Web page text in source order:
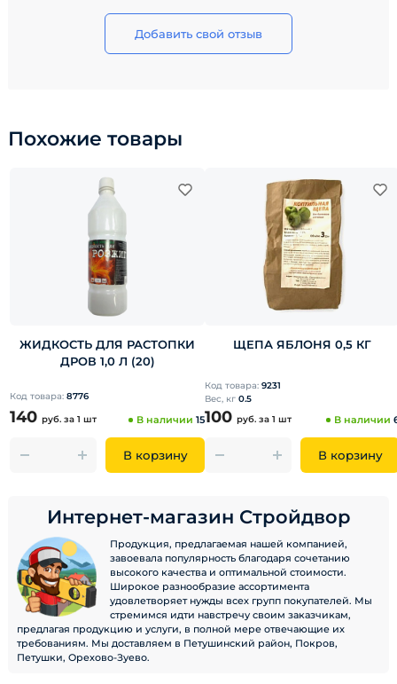
Добавить свой отзыв
Похожие товары
ЖИДКОСТЬ ДЛЯ РАСТОПКИ
ДРОВ 1,0 Л (20)
Код товара: 8776
140 руб. за 1 шт В наличии 15
В корзину
ЩЕПА ЯБЛОНЯ 0,5 КГ
Код товара: 9231
Вес, кг 0.5
100 руб. за 1 шт В наличии
В корзину
Интернет-магазин Стройдвор
Продукция, предлагаемая нашей компанией,
завоевала популярность благодаря сочетанию
высокого качества и оптимальной стоимости.
Широкое разнообразие ассортимента
удовлетворяет нужды всех групп покупателей. Мы
стремимся идти навстречу своим заказчикам,
предлагая продукцию и услуги, в полной мере отвечающие их
требованиям. Мы доставляем в Петушинский район, Покров,
Петушки, Орехово-Зуево.